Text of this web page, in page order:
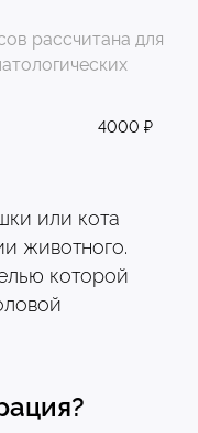
рассчитана для
4000 ₽
или кота
животного.
которой